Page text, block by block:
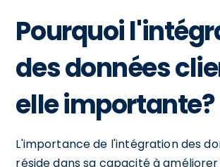
Pourquoi
des données
elle importante?
L'importance de l'intégration des
réside dans sa capacité à